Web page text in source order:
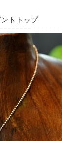
トトップ